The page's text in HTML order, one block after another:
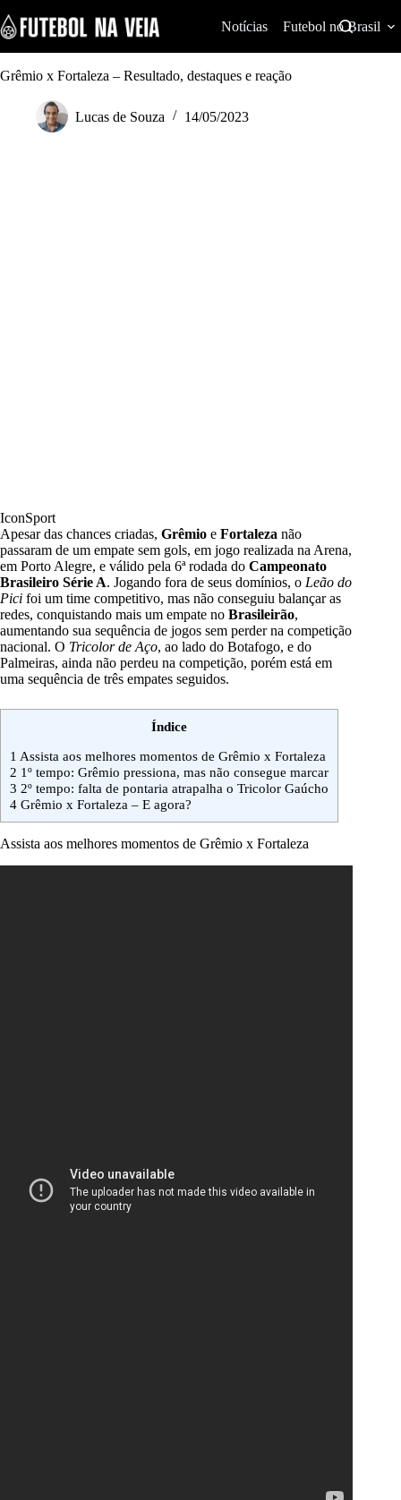
k
i
p
t
Notícias Futebol no Brasil
Grêmio x Fortaleza – Resultado, destaques e reação
Lucas de Souza 14/05/2023
IconSport
Apesar das chances criadas, Grêmio e Fortaleza não
passaram de um empate sem gols, em jogo realizada na Arena,
em Porto Alegre, e válido pela 6ª rodada do Campeonato
Brasileiro Série A. Jogando fora de seus domínios, o Leão do
Pici foi um time competitivo, mas não conseguiu balançar as
redes, conquistando mais um empate no Brasileirão,
aumentando sua sequência de jogos sem perder na competição
nacional. O Tricolor de Aço, ao lado do Botafogo, e do
Palmeiras, ainda não perdeu na competição, porém está em
uma sequência de três empates seguidos.
Índice
1 Assista aos melhores momentos de Grêmio x Fortaleza
2 1º tempo: Grêmio pressiona, mas não consegue marcar
3 2º tempo: falta de pontaria atrapalha o Tricolor Gaúcho
4 Grêmio x Fortaleza – E agora?
Assista aos melhores momentos de Grêmio x Fortaleza